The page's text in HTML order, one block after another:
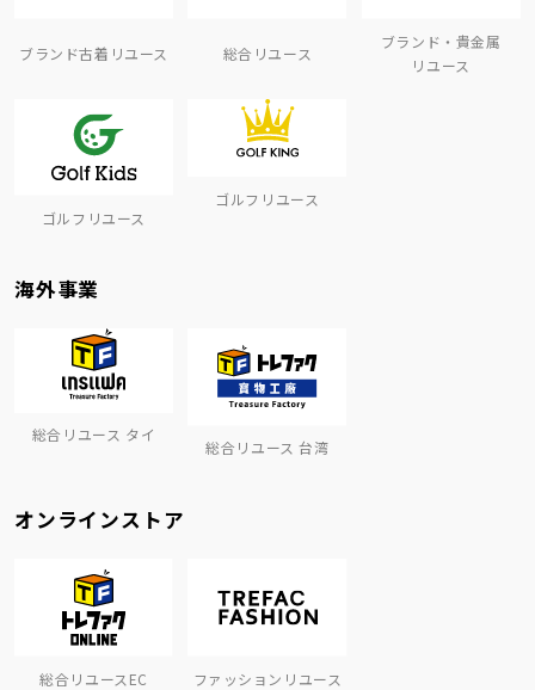
ブランド古着リユース 総合リユース
ブランド・貴金属
リユース
ゴルフリユース
ゴルフリユース
海外事業
総合リユース タイ
総合リユース 台湾
オンラインストア
総合リユースEC
ファッションリユース